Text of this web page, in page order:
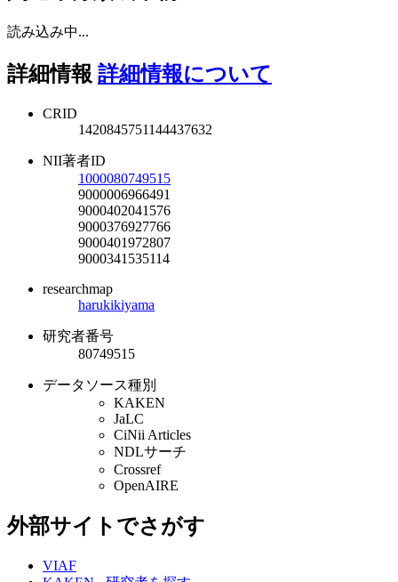
読み込み中...
詳細情報 詳細情報について
CRID
1420845751144437632
NII著者ID
1000080749515
9000006966491
9000402041576
9000376927766
9000401972807
9000341535114
researchmap
harukikiyama
研究者番号
80749515
データソース種別
KAKEN
JaLC
CiNii Articles
NDLサーチ
Crossref
OpenAIRE
外部サイトでさがす
VIAF